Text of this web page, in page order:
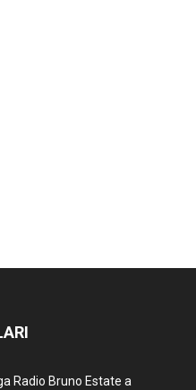
Radio Bruno Estate a